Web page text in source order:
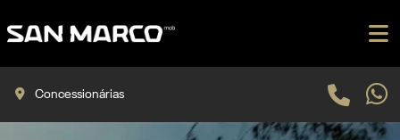
Concessionárias